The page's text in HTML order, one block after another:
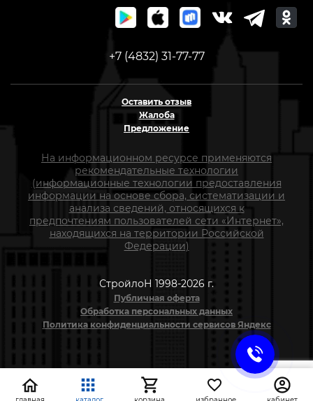
+7 (4832) 31-77-77
Оставить отзыв
Жалоба
Предложение
На информационном ресурсе применяются
рекомендательные технологии
(информационные технологии предоставления
информации на основе сбора, систематизации и
анализа сведений, относящихся к
предпочтениям пользователей сети «Интернет»,
находящихся на территории Российской
Федерации)
СтройлоН 1998-2026 г.
Публичная оферта
Обработка персональных данных
Политика конфиденциальности сервисов Яндекс